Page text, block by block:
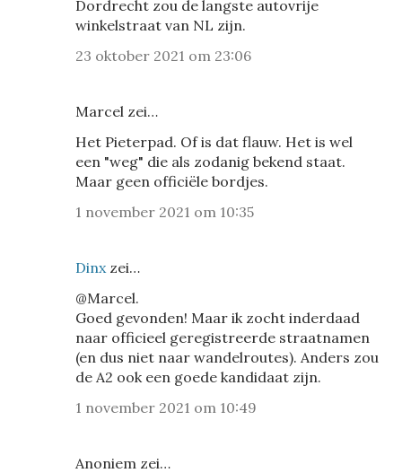
Dordrecht zou de langste autovrije
winkelstraat van NL zijn.
23 oktober 2021 om 23:06
Marcel zei…
Het Pieterpad. Of is dat flauw. Het is wel
een "weg" die als zodanig bekend staat.
Maar geen officiële bordjes.
1 november 2021 om 10:35
Dinxzei…
@Marcel.
Goed gevonden! Maar ik zocht inderdaad
naar officieel geregistreerde straatnamen
(en dus niet naar wandelroutes). Anders zou
de A2 ook een goede kandidaat zijn.
1 november 2021 om 10:49
Anoniem zei…